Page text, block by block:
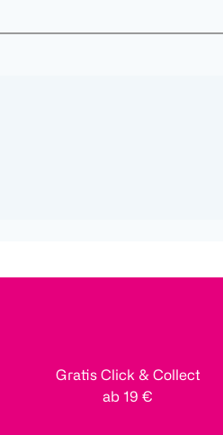
Gratis Click & Collect
ab 19 €